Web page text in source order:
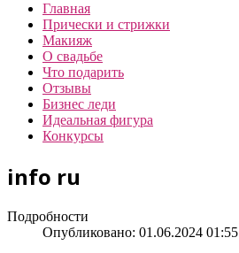
Главная
Прически и стрижки
Макияж
О свадьбе
Что подарить
Отзывы
Бизнес леди
Идеальная фигура
Конкурсы
info ru
Подробности
Опубликовано: 01.06.2024 01:55